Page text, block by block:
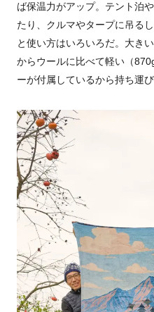
ば保温力がアップ。テント泊
たり、クルマやタープに吊る
と使い方はいろいろだ。大き
からウールに比べて軽い（
ーが付属しているから持ち運び